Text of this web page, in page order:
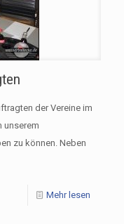
der Vereine im
unserem
zu können. Neben
Mehr lesen